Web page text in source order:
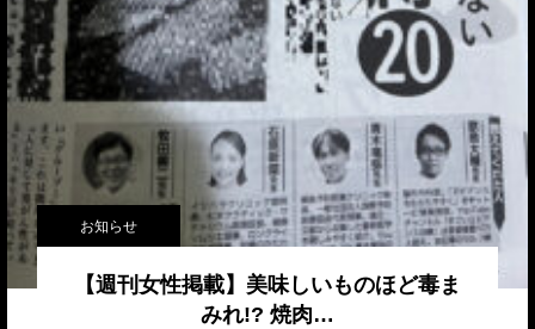
お知らせ
【週刊女性掲載】美味しいものほど毒ま
みれ!? 焼肉…